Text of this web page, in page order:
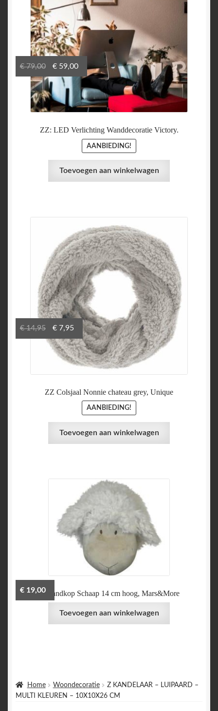
Home Woondecoratie
Z KANDELAAR – LUIPAARD –
MULTI KLEUREN – 10X10X26 CM
ZZ: LED Verlichting Wanddecoratie Victory.
AANBIEDING!
€79,00
Oorspronkelijke
prijs
was:
€ 79,00.
€59,00Huidige
prijs
is:
€ 59,00.
Toevoegen aan winkelwagen
ZZ Colsjaal Nonnie chateau grey, Unique
AANBIEDING!
€14,95
Oorspronkelijke
prijs
was:
€ 14,95.
€7,95Huidige
prijs
is:
€ 7,95.
Toevoegen aan winkelwagen
Z Wandkop Schaap 14 cm hoog, Mars&More
€19,00
Toevoegen aan winkelwagen